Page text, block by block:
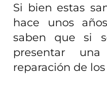
Si bien estas
hace unos
saben que si
presentar
reparación de